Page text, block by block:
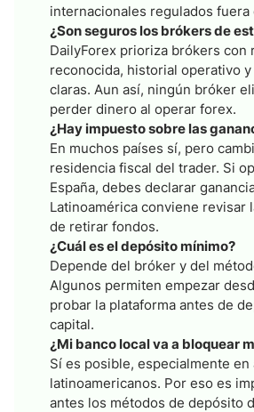
internacionales regulados fuera
¿Son seguros los brókers de
DailyForex prioriza brókers con
reconocida, historial operativo
claras. Aun así, ningún bróker
perder dinero al operar forex.
¿Hay impuesto sobre las
En muchos países sí, pero
residencia fiscal del trader. Si
España, debes declarar
Latinoamérica conviene revisar
de retirar fondos.
¿Cuál es el depósito mínimo?
Depende del bróker y del
Algunos permiten empezar
probar la plataforma antes de
capital.
¿Mi banco local va a bloquear
Sí es posible, especialmente en
latinoamericanos. Por eso es
antes los métodos de depósito